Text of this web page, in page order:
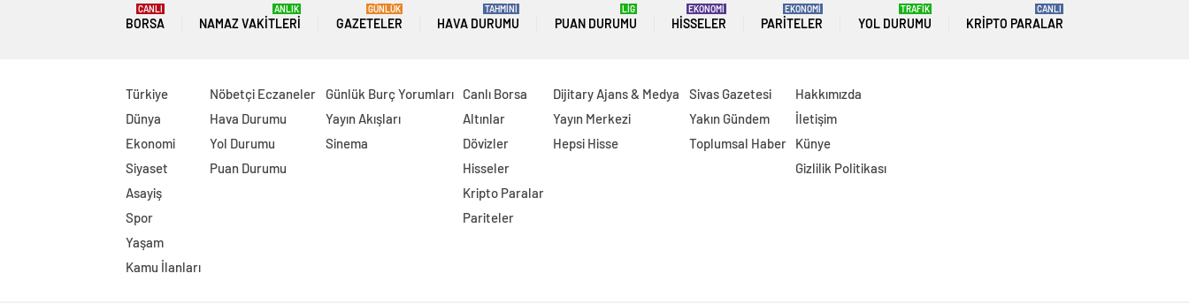
BORSA
CANLI
NAMAZ VAKITLERI
ANLIK
GAZETELER
GÜNLÜK
HAVA DURUMU
TAHMİNİ
PUAN DURUMU
LİG
HISSELER
EKONOMİ
PARITELER
EKONOMİ
YOL DURUMU
TRAFİK
KRIPTO PARALAR
CANLI
Türkiye
Dünya
Ekonomi
Siyaset
Asayiş
Spor
Yaşam
Kamu İlanları
Nöbetçi Eczaneler
Hava Durumu
Yol Durumu
Puan Durumu
Günlük Burç Yorumları
Yayın Akışları
Sinema
Canlı Borsa
Altınlar
Dövizler
Hisseler
Kripto Paralar
Pariteler
Dijitary Ajans & Medya
Yayın Merkezi
Hepsi Hisse
Sivas Gazetesi
Yakın Gündem
Toplumsal Haber
Hakkımızda
İletişim
Künye
Gizlilik Politikası